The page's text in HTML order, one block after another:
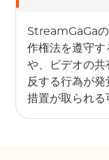
StreamGaGa
作権法を遵守す
や、ビデオの共
反する行為が
措置が取られる